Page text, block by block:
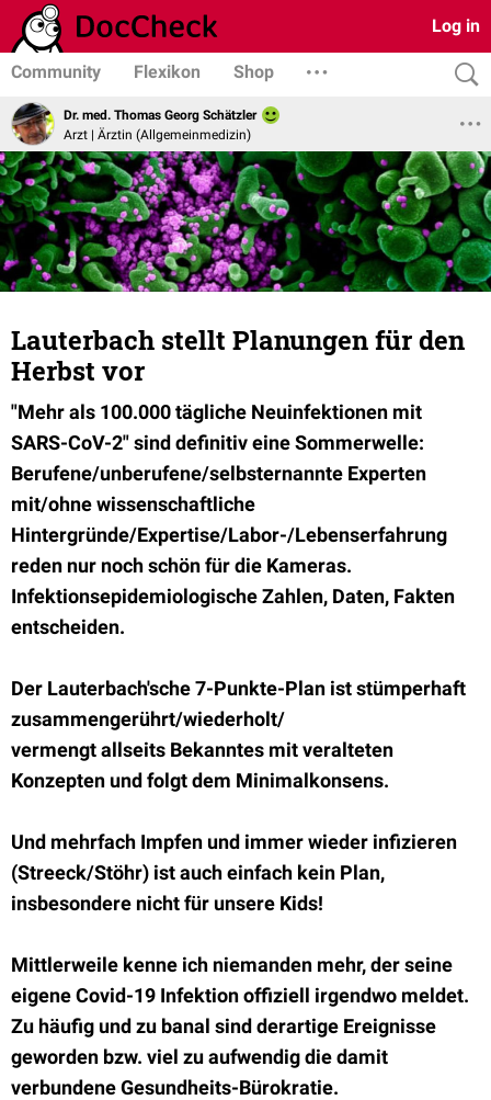
Log in
Community Flexikon Shop
Dr. med. Thomas Georg Schätzler
Arzt | Ärztin (Allgemeinmedizin)
Lauterbach stellt Planungen für den
Herbst vor
"Mehr als 100.000 tägliche Neuinfektionen mit
SARS-CoV-2" sind definitiv eine Sommerwelle:
Berufene/unberufene/selbsternannte Experten
mit/ohne wissenschaftliche
Hintergründe/Expertise/Labor-/Lebenserfahrung
reden nur noch schön für die Kameras.
Infektionsepidemiologische Zahlen, Daten, Fakten
entscheiden.
Der Lauterbach'sche 7-Punkte-Plan ist stümperhaft
zusammengerührt/wiederholt/
vermengt allseits Bekanntes mit veralteten
Konzepten und folgt dem Minimalkonsens.
Und mehrfach Impfen und immer wieder infizieren
(Streeck/Stöhr) ist auch einfach kein Plan,
insbesondere nicht für unsere Kids!
Mittlerweile kenne ich niemanden mehr, der seine
eigene Covid-19 Infektion offiziell irgendwo meldet.
Zu häufig und zu banal sind derartige Ereignisse
geworden bzw. viel zu aufwendig die damit
verbundene Gesundheits-Bürokratie.